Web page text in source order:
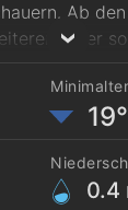
Ab
oder
erreichen
19°
0.4